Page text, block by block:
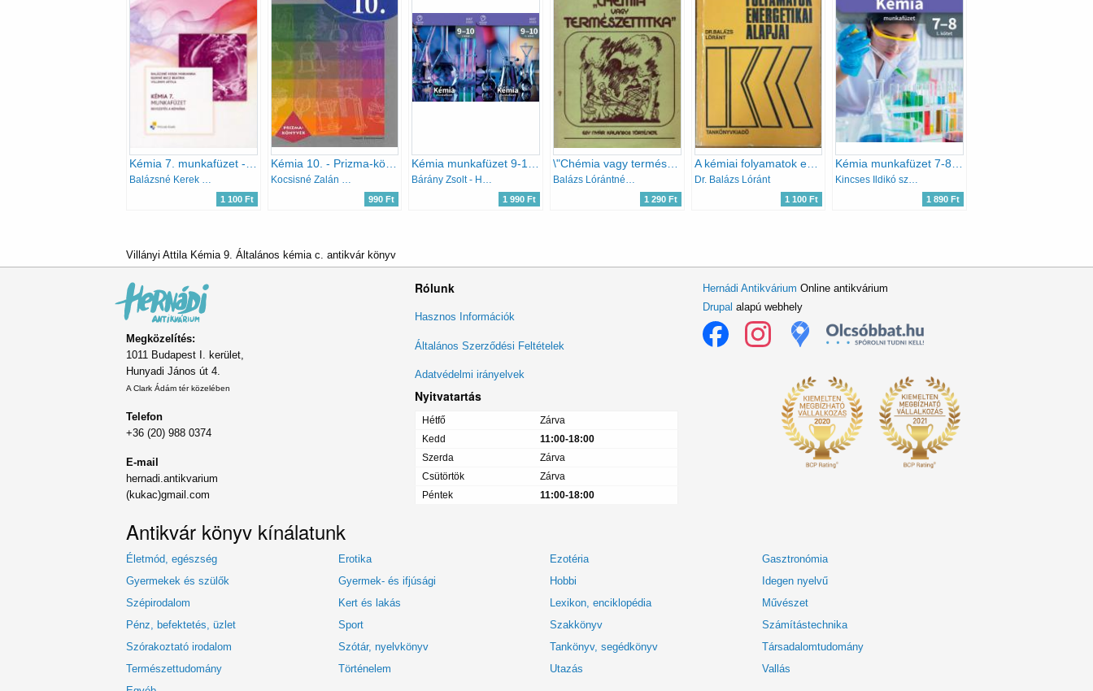
1 100 Ft
Kémia 10. - Prizma-könyvek
990 Ft 1 990 Ft
\"Chémia vagy természettitka\" - Egy nyár kalandos története
1 290 Ft
A kémiai folyamatok energetikai alapjai
Dr. Balázs Lóránt
1 100 Ft 1 890 Ft
Villányi Attila Kémia 9. Általános kémia c. antikvár könyv
Megközelítés:
1011 Budapest I. kerület,
Hunyadi János út 4.
A Clark Ádám tér közelében
Telefon
+36 (20) 988 0374
E-mail
hernadi.antikvarium
(kukac)gmail.com
Rólunk
Lábléc
menü
Hasznos Információk
Általános Szerződési Feltételek
Adatvédelmi irányelvek
Nyitvatartás
Hétfő
Zárva
Kedd
11:00-18:00
Szerda
Zárva
Csütörtök
Zárva
Péntek
11:00-18:00
Hernádi Antikvárium Online antikvárium
Drupal alapú webhely
Antikvár könyv kínálatunk
Életmód, egészség Erotika Ezotéria
Gasztronómia
Gyermekek és szülők
Gyermek- és ifjúsági Hobbi
Idegen nyelvű
Szépirodalom
Kert és lakás Lexikon, enciklopédia
Művészet
Pénz, befektetés, üzlet
Sport Szakkönyv
Számítástechnika
Szórakoztató irodalom
Szótár, nyelvkönyv Tankönyv, segédkönyv
Társadalomtudomány
Természettudomány
Történelem Utazás
Vallás